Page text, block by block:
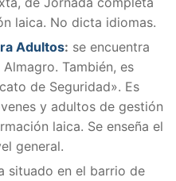
laica. No dicta idiomas.
Adultos: se encuentra
También, es
de Seguridad». Es
y adultos de gestión
laica. Se enseña el
general.
situado en el barrio de